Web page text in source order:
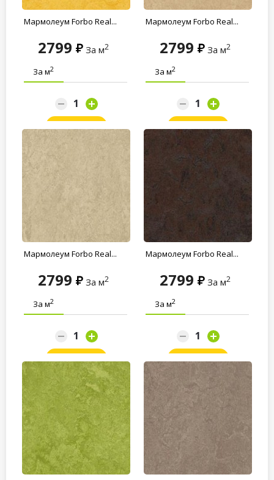
Мармолеум Forbo Real...
2799 За м2
За м2
Заказать
Мармолеум Forbo Real...
2799 За м2
За м2
Заказать
Мармолеум Forbo Real...
2799 За м2
За м2
Заказать
Мармолеум Forbo Real...
2799 За м2
За м2
Заказать